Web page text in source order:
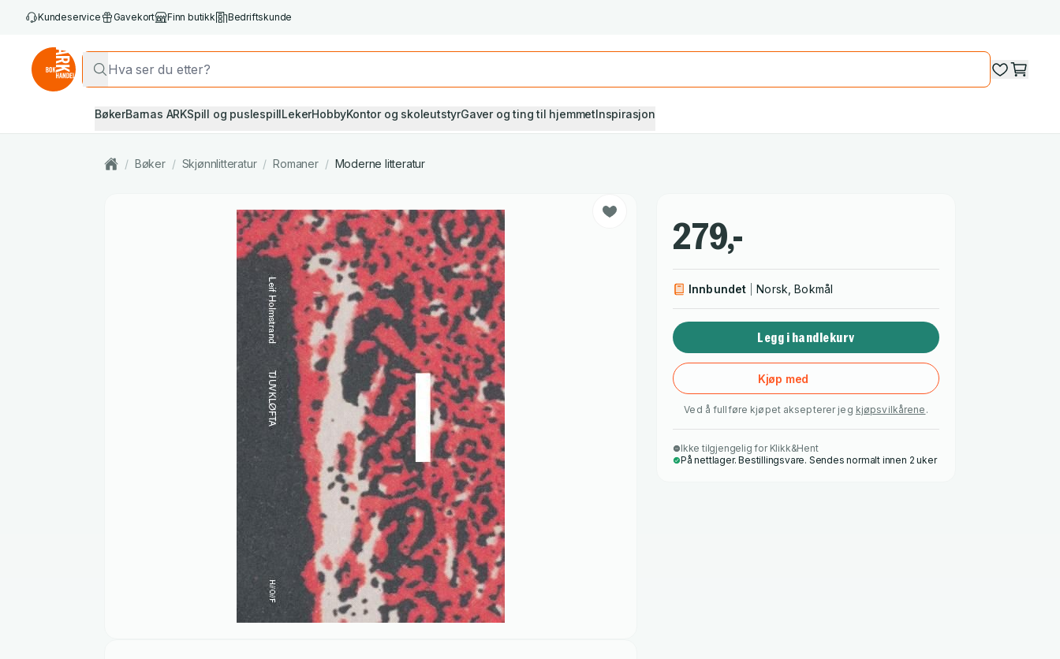
Kundeservice Gavekort Finn butikk Bedriftskunde
BøkerBarnas ARKSpill og puslespillLekerHobbyKontor og skoleutstyrGaver og ting til hjemmetInspirasjon
/ Bøker / Skjønnlitteratur / Romaner / Moderne litteratur
279,-
Innbundet Norsk, Bokmål
Legg i handlekurv
Kjøp med
Ved å fullføre kjøpet aksepterer jeg kjøpsvilkårene .
Ikke tilgjengelig for Klikk&Hent
På nettlager. Bestillingsvare. Sendes normalt innen 2 uker